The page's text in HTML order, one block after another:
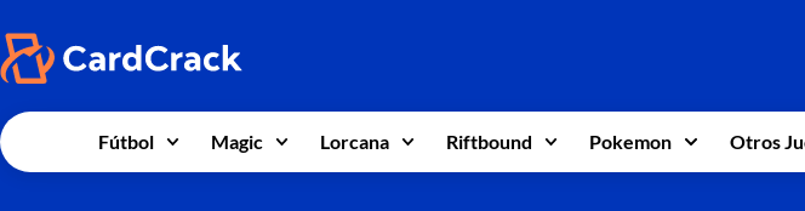
Fútbol Magic Lorcana Riftbound Pokemon Otros